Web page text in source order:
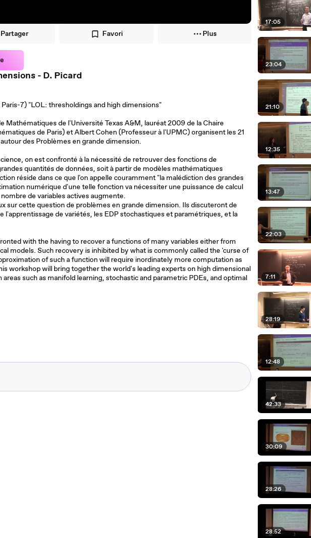
Partager Favori Plus
- D. Picard
7) "LOL: thresholdings and high dimensions"
Mathématiques de l'Université Texas A&M, lauréat 2009 de la Chaire
de Paris) et Albert Cohen (Professeur à l'UPMC) organisent les 21
des Problèmes en grande dimension.
on est confronté à la nécessité de retrouver des fonctions de
quantités de données, soit à partir de modèles mathématiques
réside dans ce que l'on appelle couramment "la malédiction des grandes
numérique d'une telle fonction va nécessiter une puissance de calcul
de variables actives augmente.
sur cette question de problèmes en grande dimension. Ils discuteront de
l'apprentissage de variétés, les EDP stochastiques et paramétriques, et la
with the having to recover a functions of many variables either from
models. Such recovery is inhibited by what is commonly called the 'curse of
of such a function will require inordinately more computation as
workshop will bring together the world's leading experts on high dimensional
such as manifold learning, stochastic and parametric PDEs, and optimal
17:05
23:04
21:10
12:35
13:47
22:03
7:11
28:19
12:48
42:33
30:09
28:26
28:52